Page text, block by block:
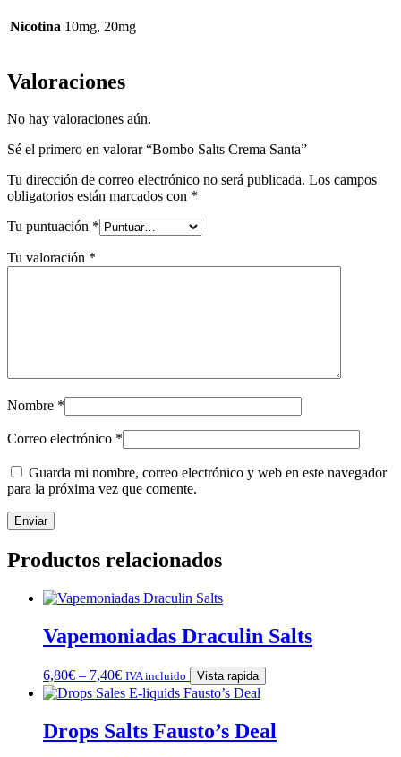
Nicotina 10mg, 20mg
Valoraciones
No hay valoraciones aún.
Sé el primero en valorar “Bombo Salts Crema Santa”
Tu dirección de correo electrónico no será publicada. Los campos
obligatorios están marcados con *
Tu puntuación *
Tu valoración *
Nombre *
Correo electrónico *
Guarda mi nombre, correo electrónico y web en este navegador
para la próxima vez que comente.
Productos relacionados
Vapemoniadas Draculin Salts
6,80€ – 7,40€ IVA incluido Vista rapida
Drops Salts Fausto’s Deal